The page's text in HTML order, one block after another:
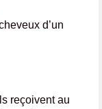
d’un
reçoivent au